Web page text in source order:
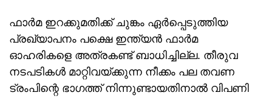
ഫാര്‍മ ഇറക്കുമതിക്ക് ചുങ്കം ഏര്‍പ്പെടുത്തിയ
പ്രഖ്യാപനം പക്ഷെ ഇന്ത്യന്‍ ഫാര്‍മ
ഓഹരികളെ അത്രകണ്ട് ബാധിച്ചില്ല. തീരുവ
നടപടികള്‍ മാറ്റിവയ്ക്കുന്ന നീക്കം പല തവണ
ട്രംപിന്റെ ഭാഗത്ത് നിന്നുണ്ടായതിനാല്‍ വിപണി